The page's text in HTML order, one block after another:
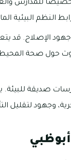
للمدارس
النظم البيئية
الإصلاح. قد
حول صحة
صديقة
وجهود لتقليل